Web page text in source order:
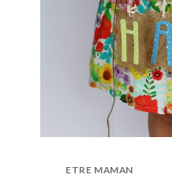
ETRE MAMAN